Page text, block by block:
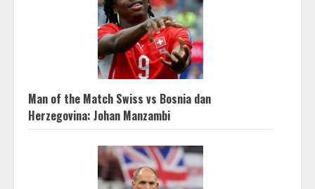
Man of the Match Swiss vs Bosnia dan
Herzegovina: Johan Manzambi